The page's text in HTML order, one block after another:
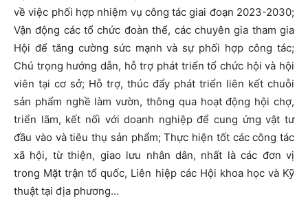
về việc phối hợp nhiệm vụ công tác giai đoạn 2023-2030;
Vận động các tổ chức đoàn thể, các chuyên gia tham gia
Hội để tăng cường sức mạnh và sự phối hợp công tác;
Chú trọng hướng dẫn, hỗ trợ phát triển tổ chức hội và hội
viên tại cơ sở; Hỗ trợ, thúc đẩy phát triển liên kết chuỗi
sản phẩm nghề làm vườn, thông qua hoạt động hội chợ,
triển lãm, kết nối với doanh nghiệp để cung ứng vật tư
đầu vào và tiêu thụ sản phẩm; Thực hiện tốt các công tác
xã hội, từ thiện, giao lưu nhân dân, nhất là các đơn vị
trong Mặt trận tổ quốc, Liên hiệp các Hội khoa học và Kỹ
thuật tại địa phương…